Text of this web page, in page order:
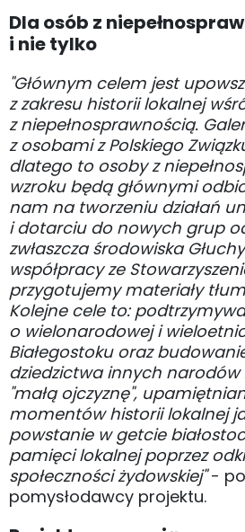
Dla osób z
i nie tylko
"Głównym celem jest
z zakresu historii lokalnej
z niepełnosprawnością.
z osobami z Polskiego
dlatego to osoby z
wzroku będą głównymi
nam na tworzeniu działań
i dotarciu do nowych grup
zwłaszcza środowiska
współpracy ze
przygotujemy materiały
Kolejne cele to:
o wielonarodowej i
Białegostoku oraz
dziedzictwa innych narodów
"małą ojczyznę",
momentów historii lokalnej
powstanie w getcie
pamięci lokalnej poprzez
społeczności żydowskiej"-
pomysłodawcy projektu.